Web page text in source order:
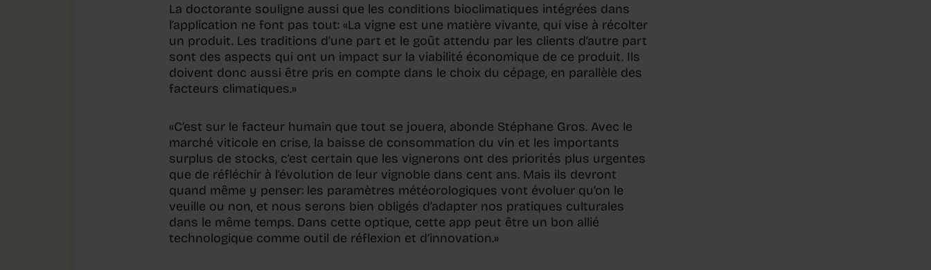
La doctorante souligne aussi que les conditions bioclimatiques intégrées dans
l’application ne font pas tout: «La vigne est une matière vivante, qui vise à récolter
un produit. Les traditions d’une part et le goût attendu par les clients d’autre part
sont des aspects qui ont un impact sur la viabilité économique de ce produit. Ils
doivent donc aussi être pris en compte dans le choix du cépage, en parallèle des
facteurs climatiques.»
«C’est sur le facteur humain que tout se jouera, abonde Stéphane Gros. Avec le
marché viticole en crise, la baisse de consommation du vin et les importants
surplus de stocks, c’est certain que les vignerons ont des priorités plus urgentes
que de réfléchir à l’évolution de leur vignoble dans cent ans. Mais ils devront
quand même y penser: les paramètres météorologiques vont évoluer qu’on le
veuille ou non, et nous serons bien obligés d’adapter nos pratiques culturales
dans le même temps. Dans cette optique, cette app peut être un bon allié
technologique comme outil de réflexion et d’innovation.»